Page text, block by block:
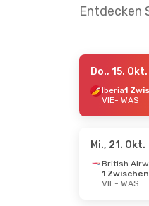
Entdecken
- Sa., 17. Okt.
Scandinavian Airlines
1 Zwischenstopp
1 Zwischenstopp
Do., 15. Okt.
Iberia1
VIE- WAS
Mi., 21. Okt.
British
1
VIE- WAS